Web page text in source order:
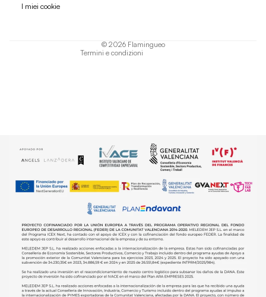
I miei cookie
© 2026 Flamingueo
Termini e condizioni